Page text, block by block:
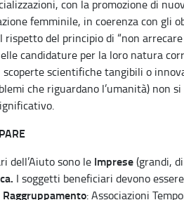
con la promozione di
femminile, in coerenza con gli
rispetto del principio di “non
candidature per la loro natura
scientifiche tangibili o
che riguardano l’umanità) non
dell’Aiuto sono le Imprese(grandi,
I soggetti beneficiari devono
Raggruppamento: Associazioni